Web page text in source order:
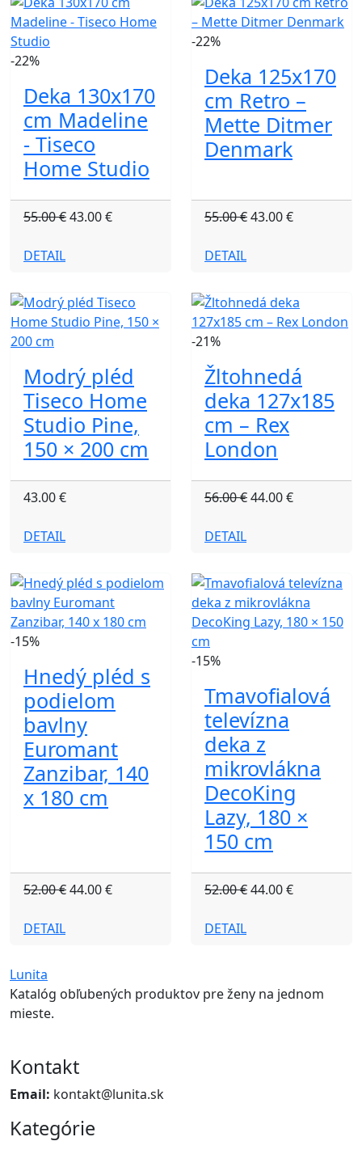
-22%
Deka 130x170
cm Madeline
- Tiseco
Home Studio
55.00 €43.00 €
DETAIL
-22%
Deka 125x170
cm Retro –
Mette Ditmer
Denmark
55.00 €43.00 €
DETAIL
Modrý pléd
Tiseco Home
Studio Pine,
150 × 200 cm
43.00 €
DETAIL
-21%
Žltohnedá
deka 127x185
cm – Rex
London
56.00 €44.00 €
DETAIL
-15%
Hnedý pléd s
podielom
bavlny
Euromant
Zanzibar, 140
x 180 cm
52.00 €44.00 €
DETAIL
-15%
Tmavofialová
televízna
deka z
mikrovlákna
DecoKing
Lazy, 180 ×
150 cm
52.00 €44.00 €
DETAIL
Lunita
Katalóg obľubených produktov pre ženy na jednom
mieste.
Kontakt
Email: kontakt@lunita.sk
Kategórie